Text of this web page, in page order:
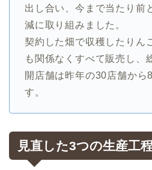
出し合い、今まで当たり前
減に取り組みました。
契約した畑で収穫したりん
も関係なくすべて販売し、
開店舗は昨年の30店舗から
す。
見直した3つの生産工